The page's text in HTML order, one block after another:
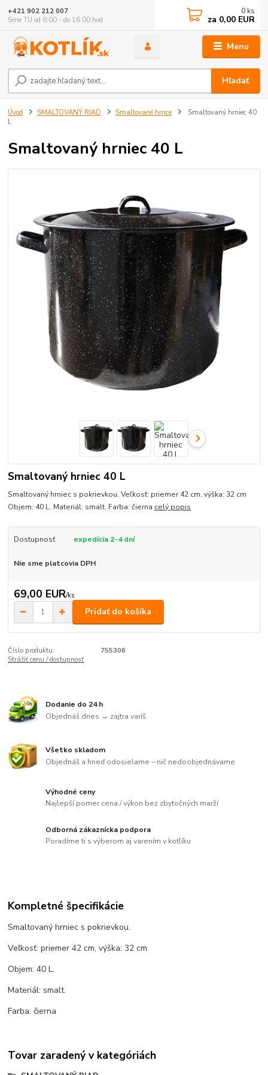
Menu
Hľadať
+421 902 212 007
Sme TU od 8:00 - do 16:00 hod
0 ks
za 0,00 EUR
Úvod SMALTOVANÝ RIAD Smaltované hrnce
Smaltovaný hrniec 40
L
Smaltovaný hrniec 40 L
Smaltovaný hrniec 40 L
Smaltovaný hrniec s pokrievkou. Veľkosť: priemer 42 cm, výška: 32 cm
Objem: 40 L. Materiál: smalt. Farba: čierna celý popis
Dostupnosť expedícia 2-4 dní
Nie sme platcovia DPH
69,00 EUR/ks
Pridať do košíka
Číslo produktu:
755306
Strážiť cenu / dostupnosť
Dodanie do 24 h
Objednáš dnes → zajtra varíš
Všetko skladom
Objednáš a hneď odosielame – nič nedoobjednávame
Výhodné ceny
Najlepší pomer cena / výkon bez zbytočných marží
Odborná zákaznícka podpora
Poradíme ti s výberom aj varením v kotlíku
Kompletné špecifikácie
Smaltovaný hrniec s pokrievkou.
Veľkosť: priemer 42 cm, výška: 32 cm
Objem: 40 L.
Materiál: smalt.
Farba: čierna
Tovar zaradený v kategóriách